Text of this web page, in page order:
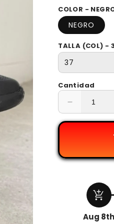
COLOR -
NEGRO
TALLA (COL) -
Cantidad
Reducir
cantidad
add_shopping_cart
Aug 8th